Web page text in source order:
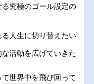
究極のゴール設定の
人生に切り替えたい
活動を広げていきた
世界中を飛び回って